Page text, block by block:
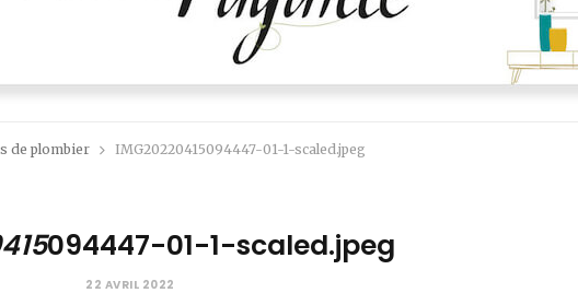
de plombier IMG20220415094447-01-1-scaled.jpeg
094447-01-1-scaled.jpeg
22 AVRIL 2022